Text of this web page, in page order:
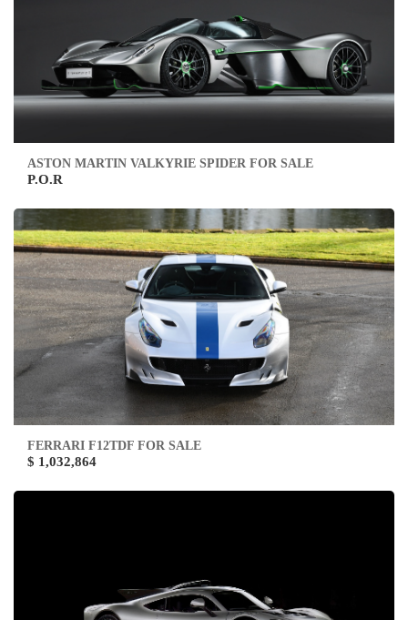
ASTON MARTIN VALKYRIE SPIDER FOR SALE
P.O.R
FERRARI F12TDF FOR SALE
$ 1,032,864